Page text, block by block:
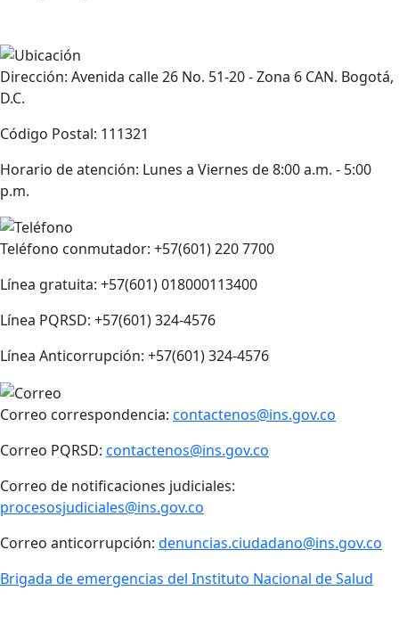
Dirección: Avenida calle 26 No. 51-20 - Zona 6 CAN. Bogotá,
D.C.
Código Postal: 111321
Horario de atención: Lunes a Viernes de 8:00 a.m. - 5:00
p.m.
Teléfono conmutador: +57(601) 220 7700
Línea gratuita: +57(601) 018000113400
Línea PQRSD: +57(601) 324-4576
Línea Anticorrupción: +57(601) 324-4576
Correo correspondencia: contactenos@ins.gov.co
Correo PQRSD: contactenos@ins.gov.co
Correo de notificaciones judiciales:
procesosjudiciales@ins.gov.co
Correo anticorrupción: denuncias.ciudadano@ins.gov.co
Brigada de emergencias del Instituto Nacional de Salud